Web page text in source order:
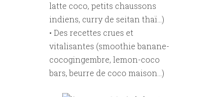
latte coco, petits chaussons
indiens, curry de seitan thaï...)
• Des recettes crues et
vitalisantes (smoothie banane-
cocogingembre, lemon-coco
bars, beurre de coco maison...)